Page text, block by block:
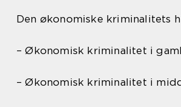
Den økonomiske kriminalitets
– Økonomisk kriminalitet i
– Økonomisk kriminalitet i